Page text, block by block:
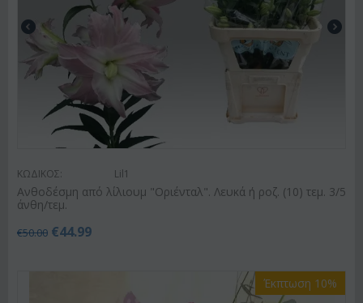
ΚΩΔΙΚΟΣ: Lil1
Ανθοδέσμη από λίλιουμ "Οριένταλ". Λευκά ή ροζ. (10) τεμ. 3/5
άνθη/τεμ.
€50.00 €44.99
Έκπτωση 10%